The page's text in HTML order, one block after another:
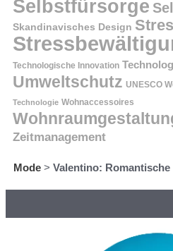
Selbstfürsorge
Skandinavisches Design
Technologische Innovation
Umweltschutz UNESCO
Technologie Wohnaccessoires
Zeitmanagement
Mode> Valentino: